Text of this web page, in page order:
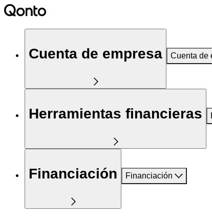
Cuenta de empresa Cuenta de
Herramientas financieras
Financiación Financiación